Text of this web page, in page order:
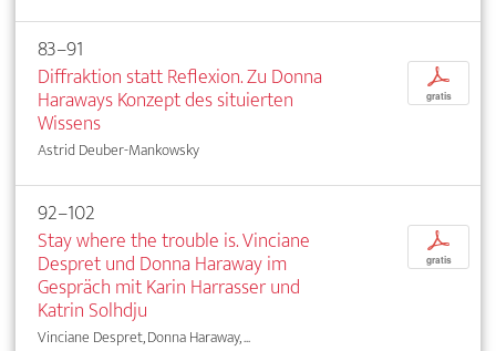
83–91
Diffraktion statt Reflexion. Zu Donna
Haraways Konzept des situierten
Wissens
Astrid Deuber-Mankowsky
p
gratis
92–102
Stay where the trouble is. Vinciane
Despret und Donna Haraway im
Gespräch mit Karin Harrasser und
Katrin Solhdju
Vinciane Despret, Donna Haraway, ...
p
gratis